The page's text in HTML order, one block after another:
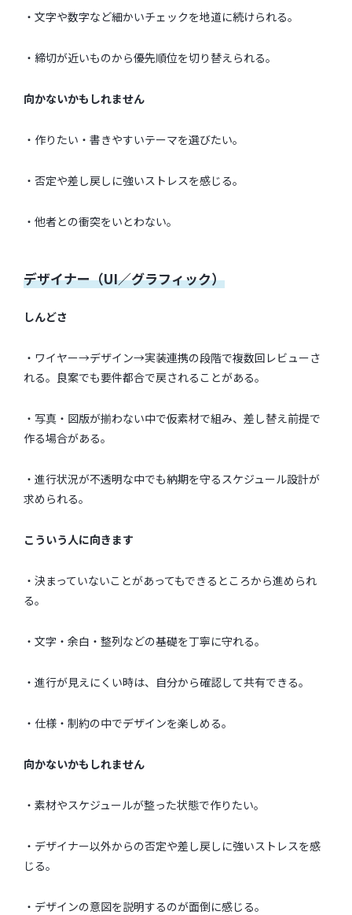
・文字や数字など細かいチェックを地道に続けられる。
・締切が近いものから優先順位を切り替えられる。
向かないかもしれません
・作りたい・書きやすいテーマを選びたい。
・否定や差し戻しに強いストレスを感じる。
・他者との衝突をいとわない。
デザイナー（UI／グラフィック）
しんどさ
・ワイヤー→デザイン→実装連携の段階で複数回レビューさ
れる。良案でも要件都合で戻されることがある。
・写真・図版が揃わない中で仮素材で組み、差し替え前提で
作る場合がある。
・進行状況が不透明な中でも納期を守るスケジュール設計が
求められる。
こういう人に向きます
・決まっていないことがあってもできるところから進められ
る。
・文字・余白・整列などの基礎を丁寧に守れる。
・進行が見えにくい時は、自分から確認して共有できる。
・仕様・制約の中でデザインを楽しめる。
向かないかもしれません
・素材やスケジュールが整った状態で作りたい。
・デザイナー以外からの否定や差し戻しに強いストレスを感
じる。
・デザインの意図を説明するのが面倒に感じる。